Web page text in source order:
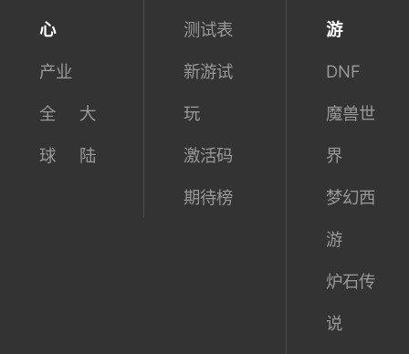
心
产业
全
球
大
陆
测试表
新游试
玩
激活码
期待榜
游
DNF
魔兽世
界
梦幻西
游
炉石传
说